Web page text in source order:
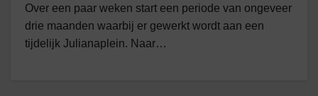
Over een paar weken start een periode van ongeveer
drie maanden waarbij er gewerkt wordt aan een
tijdelijk Julianaplein. Naar…